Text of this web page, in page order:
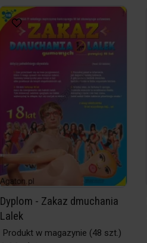
Dyplom - Zakaz dmuchania
Lalek
Produkt w magazynie (48 szt.)